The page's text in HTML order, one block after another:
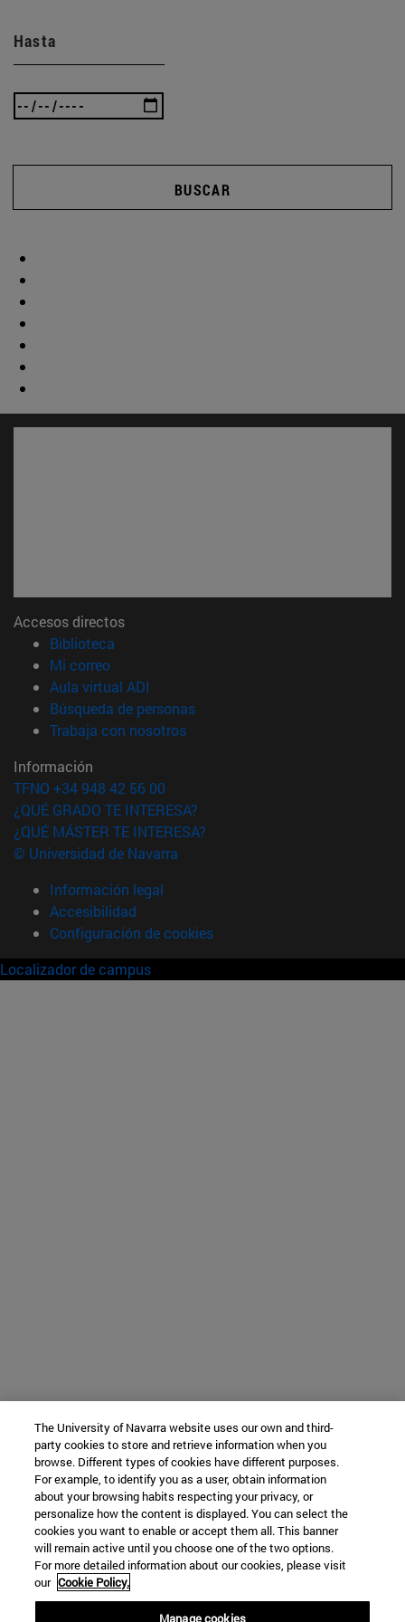
Hasta
BUSCAR
Accesos directos
Biblioteca
Mi correo(abre en nueva ventana)
Aula virtual ADI
Búsqueda de personas(abre en nueva ventana)
Trabaja con nosotros(abre en nueva ventana)
Información
TFNO +34 948 42 56 00
¿QUÉ GRADO TE INTERESA?
¿QUÉ MÁSTER TE INTERESA?
© Universidad de Navarra
Información legal
Accesibilidad
Configuración de cookies
Localizador de campus
The University of Navarra website uses our own and third-
party cookies to store and retrieve information when you
browse. Different types of cookies have different purposes.
For example, to identify you as a user, obtain information
about your browsing habits respecting your privacy, or
personalize how the content is displayed. You can select the
cookies you want to enable or accept them all. This banner
will remain active until you choose one of the two options.
For more detailed information about our cookies, please visit
our Cookie Policy.
Manage cookies